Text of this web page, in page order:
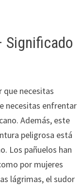
Significado
que necesitas
necesitas enfrentar
Además, este
peligrosa está
Los pañuelos han
por mujeres
lágrimas, el sudor